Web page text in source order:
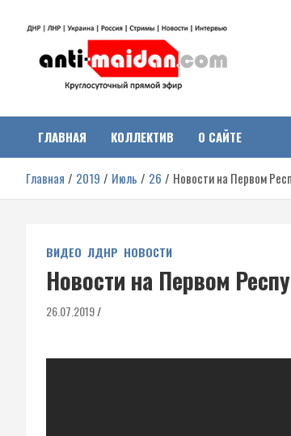
Антимайдан:
Гражданская
Украине
о гражданской войне на Украине, включая события в
ДНР, ЛНР и других регионах.
ГЛАВНАЯ КОЛЛЕКТИВ О САЙТЕ
Главная 2019 Июль 26 Новости на Первом
ВИДЕО ЛДНР НОВОСТИ
Новости на Первом
26.07.2019